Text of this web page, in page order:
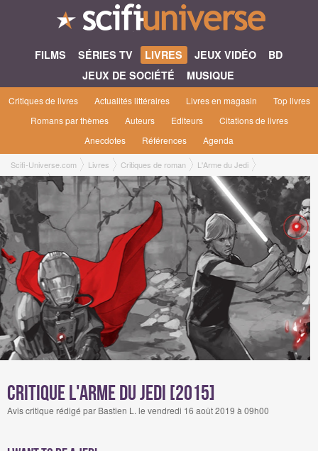
FILMS SÉRIES TV LIVRES JEUX VIDÉO
BD
JEUX DE SOCIÉTÉ
MUSIQUE
Critiques de livres Actualités littéraires Livres en magasin
Top livres
Romans par thèmes
Auteurs Editeurs
Citations de livres
Anecdotes
Références Agenda
Scifi-Universe.com Livres Critiques de roman
L'Arme du Jedi
Bastien L.
Critique L'Arme du Jedi [2015]
Avis critique rédigé par Bastien L. le vendredi 16 août 2019 à 09h00